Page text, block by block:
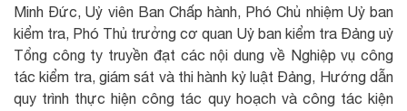
Minh Đức, Uỷ viên Ban Chấp hành, Phó Chủ nhiệm Uỷ ban
kiểm tra, Phó Thủ trưởng cơ quan Uỷ ban kiểm tra Đảng uỷ
Tổng công ty truyền đạt các nội dung về Nghiệp vụ công
tác kiểm tra, giám sát và thi hành kỷ luật Đảng, Hướng dẫn
quy trình thực hiện công tác quy hoạch và công tác kiện